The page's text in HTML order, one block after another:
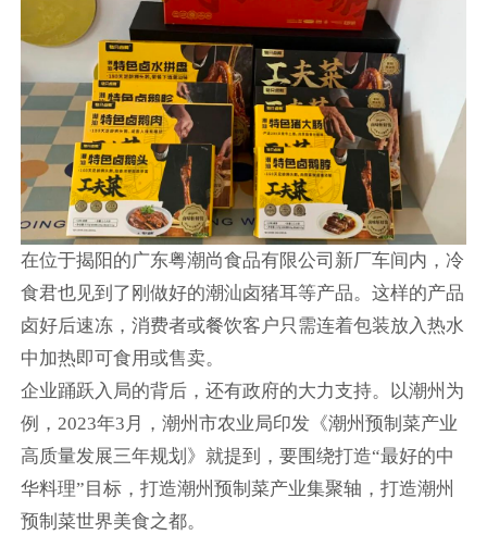
在位于揭阳的广东粤潮尚食品有限公司新厂车间内，冷
食君也见到了刚做好的潮汕卤猪耳等产品。这样的产品
卤好后速冻，消费者或餐饮客户只需连着包装放入热水
中加热即可食用或售卖。
企业踊跃入局的背后，还有政府的大力支持。以潮州为
例，2023年3月，潮州市农业局印发《潮州预制菜产业
高质量发展三年规划》就提到，要围绕打造“最好的中
华料理”目标，打造潮州预制菜产业集聚轴，打造潮州
预制菜世界美食之都。